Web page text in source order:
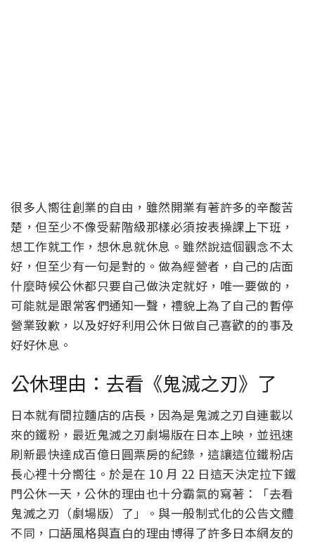
很多人嚮往創業的自由，雖然開業有著許多的辛酸苦
楚，但至少不像受薪階級那樣必須按表操課上下班，
想工作就工作，想休息就休息。雖然說這個觀念不太
好，但至少有一句是對的。做為經營者，自己的店面
什麼時候公休都只要自己做決定就好，唯一要做的，
可能就是跟常客們通知一聲，禮貌上為了自己的暫停
營業致歉，以及好好利用公休日做自己喜歡的的事及
好好休息。
公休理由：去看《鬼滅之刃》了
日本就有間拉麵店的店長，因為是鬼滅之刃自連載以
來的鐵粉，最近鬼滅之刃劇場版在日本上映，並迅速
刷新最快達成百億日圓票房的紀錄，這讓這位鐵粉店
長心裡十分嚮往。於是在 10 月 22 日這天決定拉下鐵
門公休一天，公休的理由也十分霸氣的寫著：「去看
鬼滅之刃（劇場版）了」。與一般制式化的公告文體
不同，口語風格與直白的理由博得了許多日本網友的